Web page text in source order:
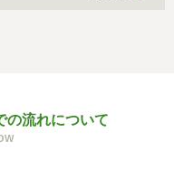
の流れについて